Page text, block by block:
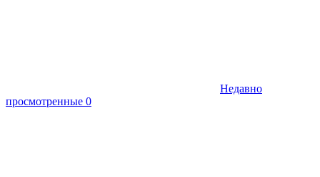
Недавно
просмотренные 0